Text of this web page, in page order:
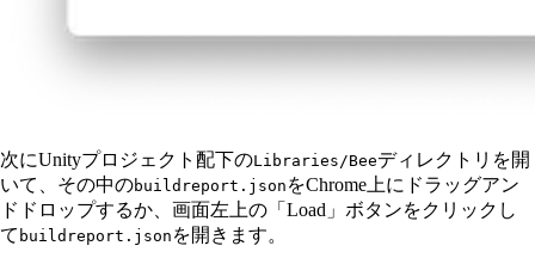
次にUnityプロジェクト配下のLibraries/Beeディレクトリを開
いて、その中のbuildreport.json をChrome上にドラッグアン
ドドロップするか、画面左上の「Load」ボタンをクリックし
て buildreport.json を開きます。